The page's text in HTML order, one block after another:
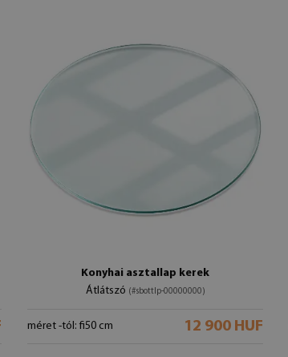
Konyhai asztallap kerek
Átlátszó (#sbottlp-00000000)
méret -tól: fi50 cm 12 900 HUF